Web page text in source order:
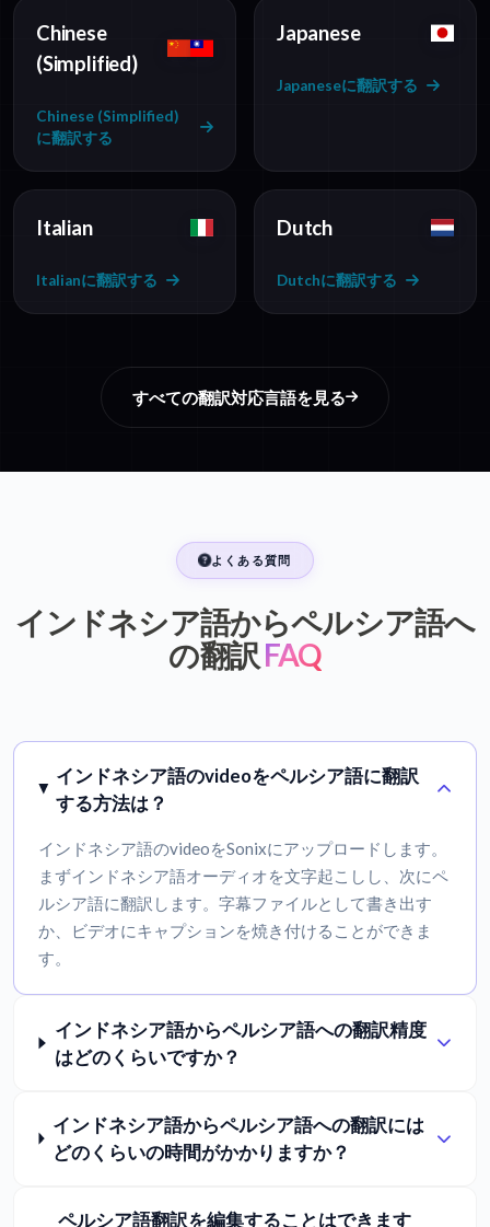
Chinese
(Simplified)
Chinese (Simplified)
に翻訳する
Japanese
Japaneseに翻訳する
Italian
Italianに翻訳する
Dutch
Dutchに翻訳する
すべての翻訳対応言語を見る
よくある質問
インドネシア語からペルシア語へ
の翻訳 FAQ
インドネシア語のvideoをペルシア語に翻訳
する方法は？
インドネシア語のvideoをSonixにアップロードします。
まずインドネシア語オーディオを文字起こしし、次にペ
ルシア語に翻訳します。字幕ファイルとして書き出す
か、ビデオにキャプションを焼き付けることができま
す。
インドネシア語からペルシア語への翻訳精度
はどのくらいですか？
インドネシア語からペルシア語への翻訳には
どのくらいの時間がかかりますか？
ペルシア語翻訳を編集することはできます